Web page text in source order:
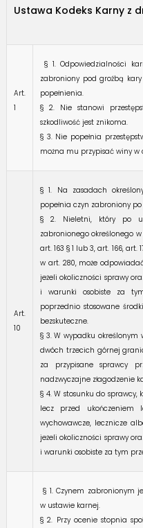
Ustawa Kodeks Karny z
Art.
1
§ 1. Odpowiedzialności
zabroniony pod groźbą
popełnienia.
§ 2. Nie stanowi
szkodliwość jest znikoma.
§ 3. Nie popełnia
można mu przypisać winy w
Art.
10
§ 1. Na zasadach
popełnia czyn zabroniony
§ 2. Nieletni, który po
zabronionego określonego w
art. 163 § 1 lub 3, art. 166, art.
w art. 280, może
jeżeli okoliczności sprawy
i warunki osobiste za
poprzednio stosowane
bezskuteczne.
§ 3. W wypadku określonym
dwóch trzecich górnej
za przypisane sprawcy
nadzwyczajne złagodzenie
§ 4. W stosunku do sprawcy,
lecz przed ukończeniem
wychowawcze, lecznicze
jeżeli okoliczności sprawy
i warunki osobiste za tym
§ 1. Czynem zabronionym
w ustawie karnej.
§ 2. Przy ocenie stopnia